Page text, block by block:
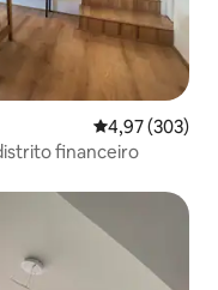
4,97 de uma
4,97 (303)
financeiro